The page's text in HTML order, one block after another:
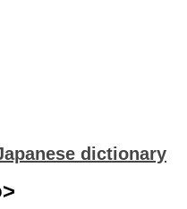
dictionary